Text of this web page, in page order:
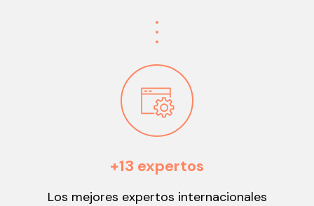
+13 expertos
Los mejores expertos internacionales